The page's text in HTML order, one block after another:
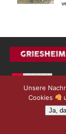
Unsere
Cookies
Ja,